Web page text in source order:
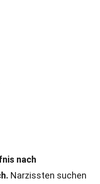
nach
Narzissten suchen